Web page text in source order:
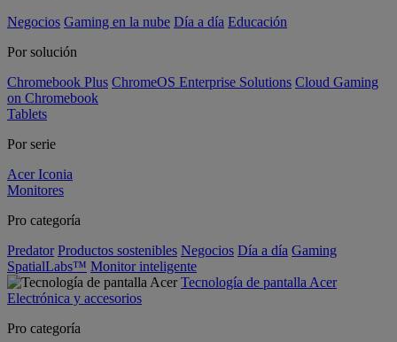
Negocios Gaming en la nube Día a día Educación
Por solución
Chromebook Plus ChromeOS Enterprise Solutions Cloud Gaming
on Chromebook
Tablets
Por serie
Acer Iconia
Monitores
Pro categoría
Predator Productos sostenibles Negocios Día a día Gaming
SpatialLabs™ Monitor inteligente
Tecnología de pantalla Acer
Electrónica y accesorios
Pro categoría